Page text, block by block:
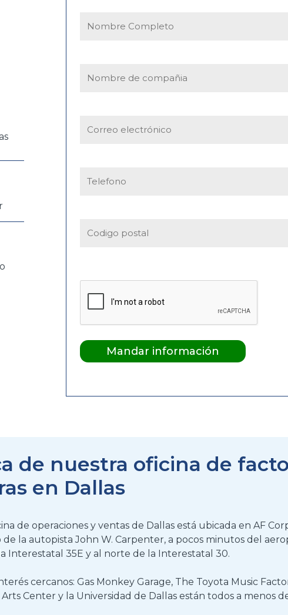
de nuestra oficina de
en Dallas
de operaciones y ventas de Dallas está ubicada en AF
de la autopista John W. Carpenter, a pocos minutos del
Interestatal 35E y al norte de la Interestatal 30.
cercanos: Gas Monkey Garage, The Toyota Music
Center y la Universidad de Dallas están todos a menos